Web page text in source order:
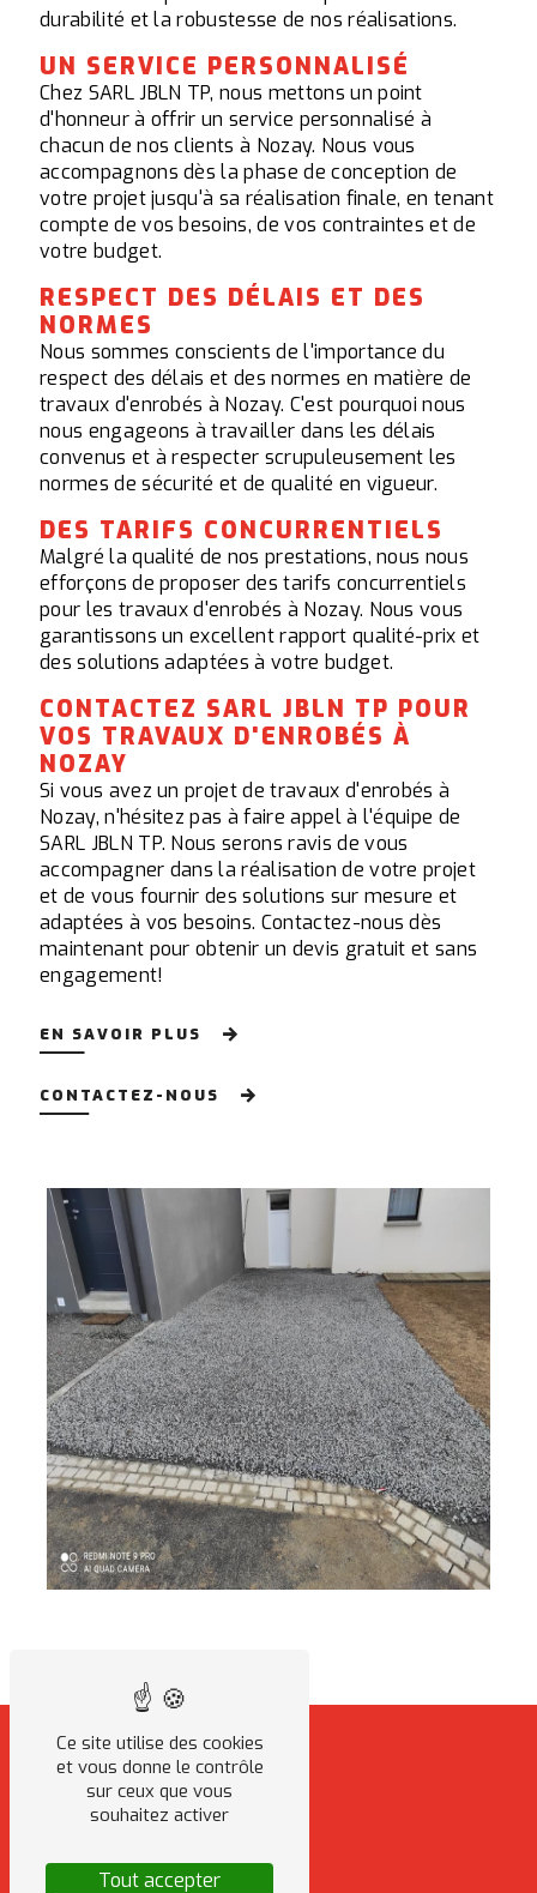
durabilité et la robustesse de nos réalisations.
UN SERVICE PERSONNALISÉ
Chez SARL JBLN TP, nous mettons un point
d'honneur à offrir un service personnalisé à
chacun de nos clients à Nozay. Nous vous
accompagnons dès la phase de conception de
votre projet jusqu'à sa réalisation finale, en tenant
compte de vos besoins, de vos contraintes et de
votre budget.
RESPECT DES DÉLAIS ET DES
NORMES
Nous sommes conscients de l'importance du
respect des délais et des normes en matière de
travaux d'enrobés à Nozay. C'est pourquoi nous
nous engageons à travailler dans les délais
convenus et à respecter scrupuleusement les
normes de sécurité et de qualité en vigueur.
DES TARIFS CONCURRENTIELS
Malgré la qualité de nos prestations, nous nous
efforçons de proposer des tarifs concurrentiels
pour les travaux d'enrobés à Nozay. Nous vous
garantissons un excellent rapport qualité-prix et
des solutions adaptées à votre budget.
CONTACTEZ SARL JBLN TP POUR
VOS TRAVAUX D'ENROBÉS À
NOZAY
Si vous avez un projet de travaux d'enrobés à
Nozay, n'hésitez pas à faire appel à l'équipe de
SARL JBLN TP. Nous serons ravis de vous
accompagner dans la réalisation de votre projet
et de vous fournir des solutions sur mesure et
adaptées à vos besoins. Contactez-nous dès
maintenant pour obtenir un devis gratuit et sans
engagement!
EN SAVOIR PLUS
CONTACTEZ-NOUS
Ce site utilise des cookies
et vous donne le contrôle
sur ceux que vous
souhaitez activer
Tout accepter